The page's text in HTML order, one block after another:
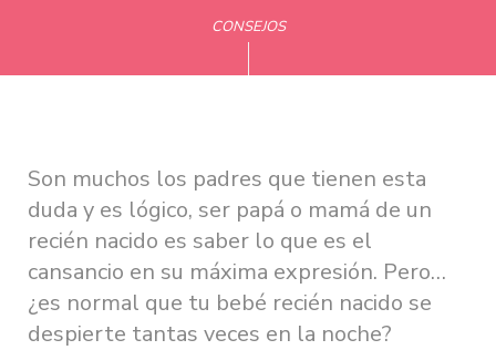
CONSEJOS
Son muchos los padres que tienen esta
duda y es lógico, ser papá o mamá de un
recién nacido es saber lo que es el
cansancio en su máxima expresión. Pero…
¿es normal que tu bebé recién nacido se
despierte tantas veces en la noche?